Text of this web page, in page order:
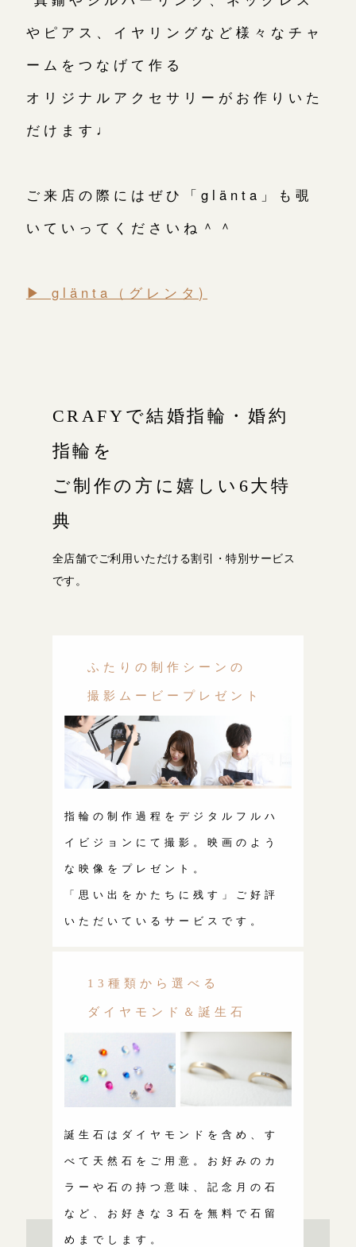
やピアス、イヤリングなど様々なチャ
ームをつなげて作る
オリジナルアクセサリーがお作りいた
だけます♩
ご来店の際にはぜひ「glänta」も覗
いていってくださいね＾＾
▶︎ glänta（グレンタ)
CRAFYで結婚指輪・婚約
指輪を
ご制作の方に嬉しい6大特
典
全店舗でご利用いただける割引・特別サービス
です。
ふたりの制作シーンの
撮影ムービープレゼント
指輪の制作過程をデジタルフルハ
イビジョンにて撮影。映画のよう
な映像をプレゼント。
「思い出をかたちに残す」ご好評
いただいているサービスです。
13種類から選べる
ダイヤモンド＆誕生石
誕生石はダイヤモンドを含め、す
べて天然石をご用意。お好みのカ
ラーや石の持つ意味、記念月の石
など、お好きな３石を無料で石留
めまでします。